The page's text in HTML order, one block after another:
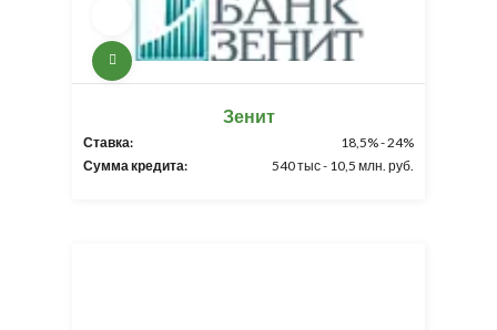
Зенит
Ставка:
18,5% - 24%
Сумма кредита:
540 тыс - 10,5 млн. руб.